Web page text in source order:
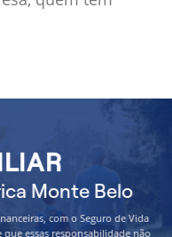
Monte Belo
com o Seguro de Vida
que essas responsabilidade não